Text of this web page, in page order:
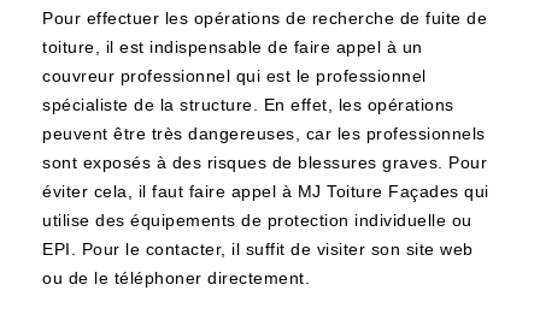
Pour effectuer les opérations de recherche de fuite de
toiture, il est indispensable de faire appel à un
couvreur professionnel qui est le professionnel
spécialiste de la structure. En effet, les opérations
peuvent être très dangereuses, car les professionnels
sont exposés à des risques de blessures graves. Pour
éviter cela, il faut faire appel à MJ Toiture Façades qui
utilise des équipements de protection individuelle ou
EPI. Pour le contacter, il suffit de visiter son site web
ou de le téléphoner directement.